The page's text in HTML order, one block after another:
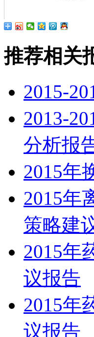
推荐相关
2015-
2013-
分析报
2015年
2015年
策略建
2015年
议报告
2015年
议报告